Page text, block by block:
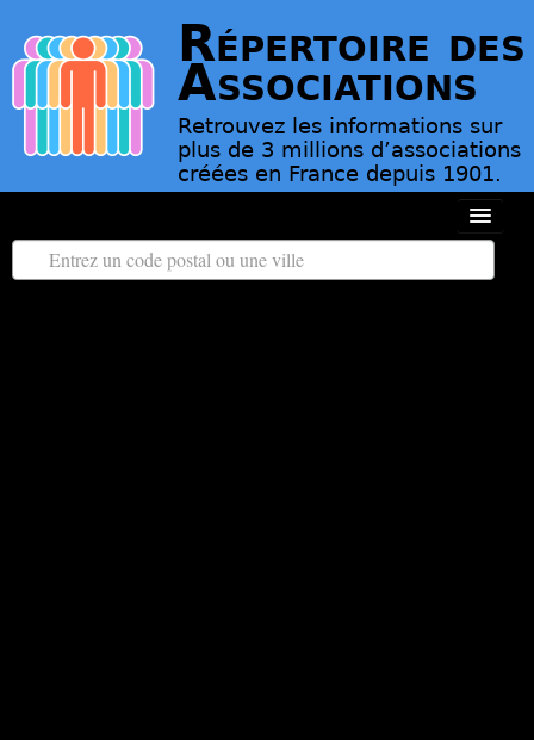
Répertoire des
Associations
Retrouvez les informations sur
plus de 3 millions d’associations
créées en France depuis 1901.